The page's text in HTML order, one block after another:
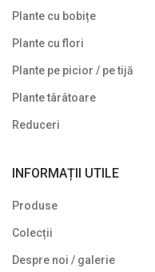
Ghivece de piatra
Ierburi ornamentale
Plante cu bobițe
Plante cu flori
Plante pe picior / pe tijă
Plante târâtoare
Reduceri
INFORMAȚII UTILE
Produse
Colecții
Despre noi / galerie